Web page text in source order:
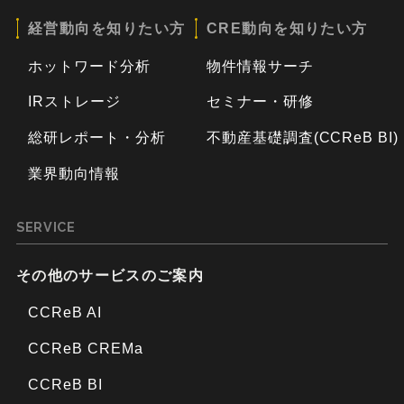
経営動向を知りたい方
ホットワード分析
IRストレージ
総研レポート・分析
業界動向情報
CRE動向を知りたい方
物件情報サーチ
セミナー・研修
不動産基礎調査(CCReB BI)
SERVICE
その他のサービスのご案内
CCReB AI
CCReB CREMa
CCReB BI